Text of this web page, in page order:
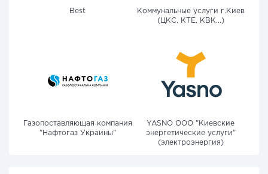
Best
Коммунальные услуги г.Киев
(ЦКС, КТЕ, КВК...)
Газопоставляющая компания
"Нафтогаз Украины"
YASNO OOO "Киевские
энергетические услуги"
(электроэнергия)